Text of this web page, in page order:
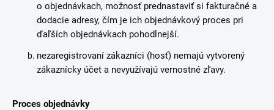
o objednávkach, možnosť prednastaviť si fakturačné a
dodacie adresy, čím je ich objednávkový proces pri
ďaľších objednávkach pohodlnejší.
nezaregistrovaní zákazníci (hosť) nemajú vytvorený
zákaznícky účet a nevyužívajú vernostné zľavy.
Proces objednávky